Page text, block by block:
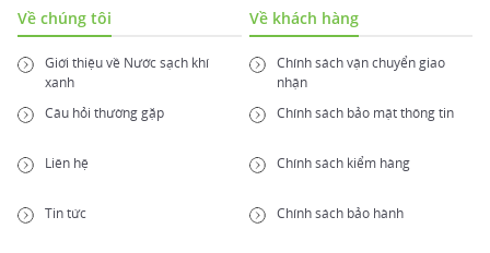
Về chúng tôi
Giới thiệu về Nước sạch khí
xanh
Câu hỏi thường gặp
Liên hệ
Tin tức
Về khách hàng
Chính sách vận chuyển giao
nhận
Chính sách bảo mật thông tin
Chính sách kiểm hàng
Chính sách bảo hành